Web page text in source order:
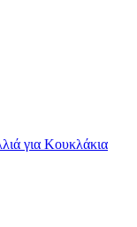
για Κουκλάκια